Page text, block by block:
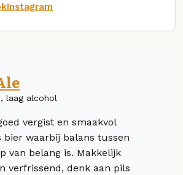
Instagram
laag alcohol
vergist en smaakvol
bier waarbij balans tussen
van belang is. Makkelijk
verfrissend, denk aan pils